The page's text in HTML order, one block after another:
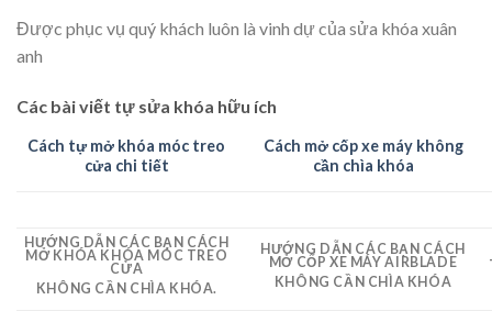
Được phục vụ quý khách luôn là vinh dự của sửa khóa xuân
anh
Các bài viết tự sửa khóa hữu ích
Cách tự mở khóa móc treo
cửa chi tiết
Cách mở cốp xe máy không
cần chìa khóa
HƯỚNG DẪN CÁC BẠN CÁCH
MỞ KHÓA KHÓA MÓC TREO
CỬA
KHÔNG CẦN CHÌA KHÓA.
HƯỚNG DẪN CÁC BẠN CÁCH
MỞ CỐP XE MÁY AIRBLADE
KHÔNG CẦN CHÌA KHÓA